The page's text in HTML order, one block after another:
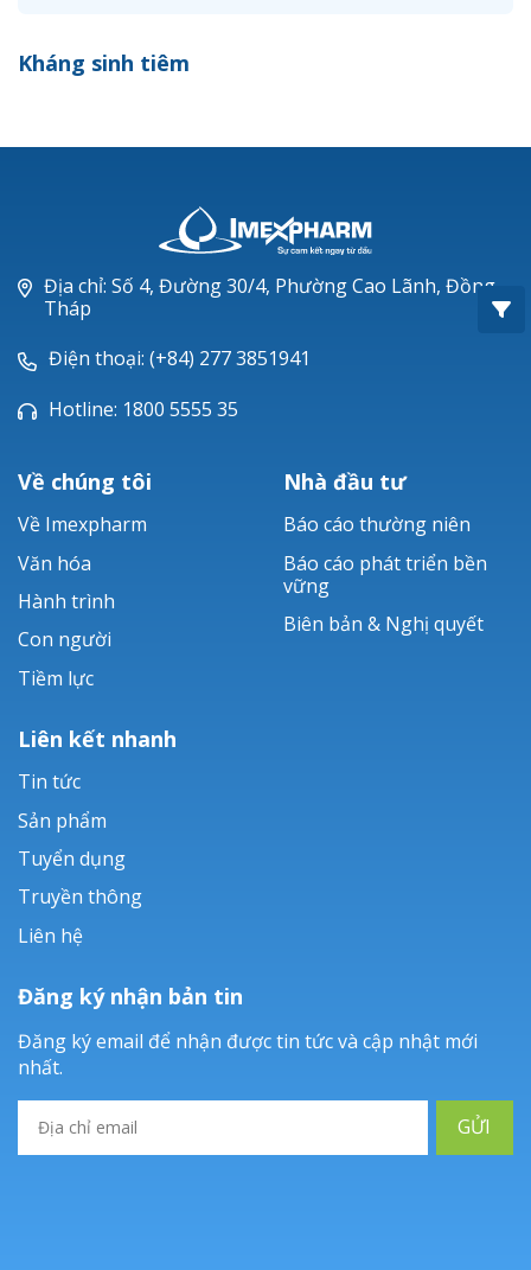
Ceftizoxim®
Piperacillin
Ticarlinat®
Zobacta®
Bacsulfo®
Kháng sinh tiêm
Địa chỉ: Số 4, Đường 30/4, Phường Cao Lãnh, Đồng
Tháp
Điện thoại: (+84) 277 3851941
Hotline: 1800 5555 35
Về chúng tôi
Về Imexpharm
Văn hóa
Hành trình
Con người
Tiềm lực
Nhà đầu tư
Báo cáo thường niên
Báo cáo phát triển bền
vững
Biên bản & Nghị quyết
Liên kết nhanh
Tin tức
Sản phẩm
Tuyển dụng
Truyền thông
Liên hệ
Đăng ký nhận bản tin
Đăng ký email để nhận được tin tức và cập nhật mới
nhất.
GỬI